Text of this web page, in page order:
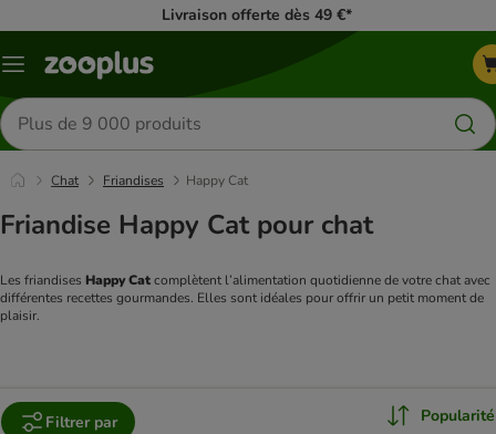
Livraison offerte dès 49 €*
Menu
Rechercher
des
produits
Chat Friandises Happy Cat
Friandise Happy Cat pour chat
Les friandises Happy Cat complètent l’alimentation quotidienne de votre chat avec
différentes recettes gourmandes. Elles sont idéales pour offrir un petit moment de
plaisir.
Filtrer par Popularité